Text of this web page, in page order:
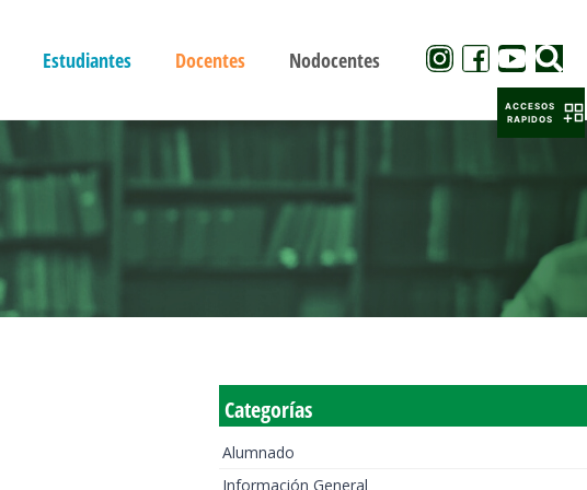
Estudiantes Docentes Nodocentes
Categorías
Alumnado
Información General
ACCESOS
RAPIDOS